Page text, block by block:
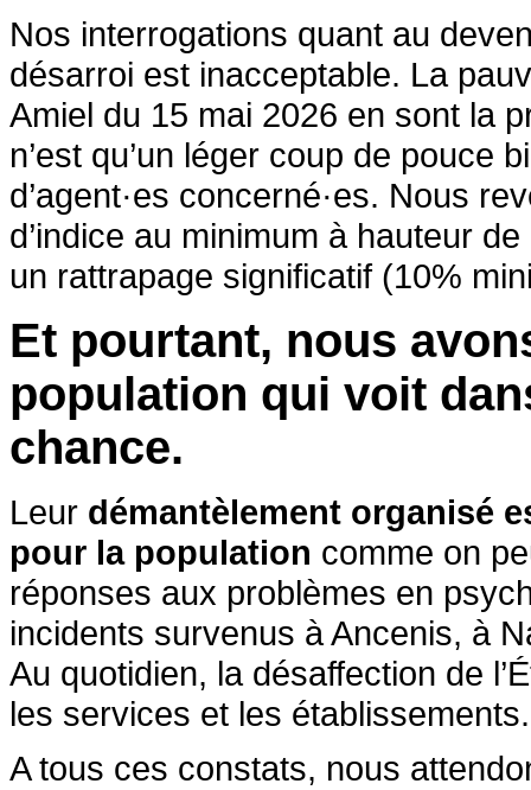
Nos interrogations quant au
désarroi est inacceptable. La
Amiel du 15 mai 2026 en sont la
n’est qu’un léger coup de pouce
d’agent·es concerné·es. Nous
d’indice au minimum à hauteur de
un rattrapage significatif (10%
Et pourtant, nous
population qui voit
chance.
Leur démantèlement organisé
pour la population comme on
réponses aux problèmes en
incidents survenus à Ancenis, à
Au quotidien, la désaffection de
les services et les établissements.
A tous ces constats, nous